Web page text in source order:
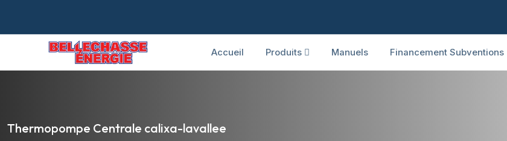
Accueil Produits Manuels Financement Subventions
Thermopompe Centrale calixa-lavallee